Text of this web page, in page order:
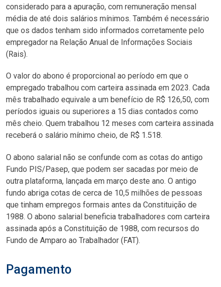
considerado para a apuração, com remuneração mensal
média de até dois salários mínimos. Também é necessário
que os dados tenham sido informados corretamente pelo
empregador na Relação Anual de Informações Sociais
(Rais).
O valor do abono é proporcional ao período em que o
empregado trabalhou com carteira assinada em 2023. Cada
mês trabalhado equivale a um benefício de R$ 126,50, com
períodos iguais ou superiores a 15 dias contados como
mês cheio. Quem trabalhou 12 meses com carteira assinada
receberá o salário mínimo cheio, de R$ 1.518.
O abono salarial não se confunde com as cotas do antigo
Fundo PIS/Pasep, que podem ser sacadas por meio de
outra plataforma, lançada em março deste ano. O antigo
fundo abriga cotas de cerca de 10,5 milhões de pessoas
que tinham empregos formais antes da Constituição de
1988. O abono salarial beneficia trabalhadores com carteira
assinada após a Constituição de 1988, com recursos do
Fundo de Amparo ao Trabalhador (FAT).
Pagamento